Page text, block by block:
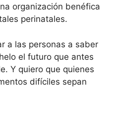
organización benéfica
perinatales.
a las personas a saber
el futuro que antes
Y quiero que quienes
difíciles sepan